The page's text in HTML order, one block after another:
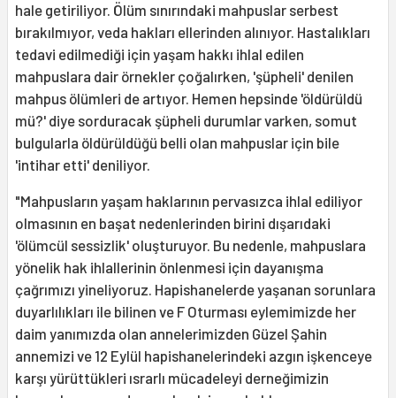
hale getiriliyor. Ölüm sınırındaki mahpuslar serbest
bırakılmıyor, veda hakları ellerinden alınıyor. Hastalıkları
tedavi edilmediği için yaşam hakkı ihlal edilen
mahpuslara dair örnekler çoğalırken, 'şüpheli' denilen
mahpus ölümleri de artıyor. Hemen hepsinde 'öldürüldü
mü?' diye sorduracak şüpheli durumlar varken, somut
bulgularla öldürüldüğü belli olan mahpuslar için bile
'intihar etti' deniliyor.
"Mahpusların yaşam haklarının pervasızca ihlal ediliyor
olmasının en başat nedenlerinden birini dışarıdaki
'ölümcül sessizlik' oluşturuyor. Bu nedenle, mahpuslara
yönelik hak ihlallerinin önlenmesi için dayanışma
çağrımızı yineliyoruz. Hapishanelerde yaşanan sorunlara
duyarlılıkları ile bilinen ve F Oturması eylemimizde her
daim yanımızda olan annelerimizden Güzel Şahin
annemizi ve 12 Eylül hapishanelerindeki azgın işkenceye
karşı yürüttükleri ısrarlı mücadeleyi derneğimizin